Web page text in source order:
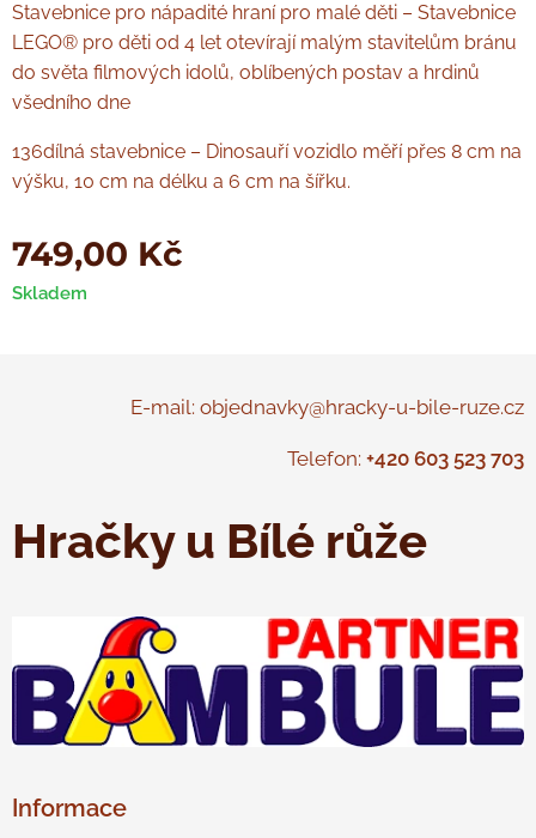
Stavebnice pro nápadité hraní pro malé děti – Stavebnice
LEGO® pro děti od 4 let otevírají malým stavitelům bránu
do světa filmových idolů, oblíbených postav a hrdinů
všedního dne
136dílná stavebnice – Dinosauří vozidlo měří přes 8 cm na
výšku, 10 cm na délku a 6 cm na šířku.
749,00 Kč
Skladem
E-mail: objednavky@hracky-u-bile-ruze.cz
Telefon: +420 603 523 703
Hračky u Bílé růže
Informace